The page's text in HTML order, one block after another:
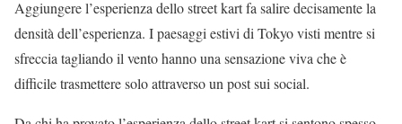
Aggiungere l’esperienza dello street kart fa salire decisamente la
densità dell’esperienza. I paesaggi estivi di Tokyo visti mentre si
sfreccia tagliando il vento hanno una sensazione viva che è
difficile trasmettere solo attraverso un post sui social.